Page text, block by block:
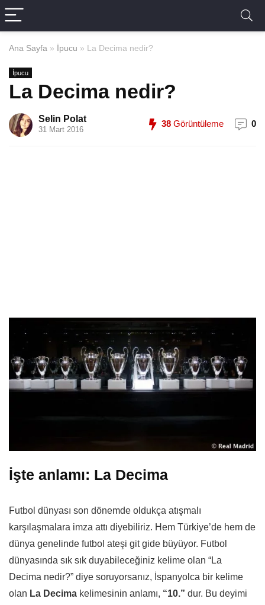
Ana Sayfa » İpucu » La Decima nedir?
İpucu
La Decima nedir?
Selin Polat
31 Mart 2016
38 Görüntüleme 0
İşte anlamı: La Decima
Futbol dünyası son dönemde oldukça atışmalı
karşılaşmalara imza attı diyebiliriz. Hem Türkiye’de hem de
dünya genelinde futbol ateşi git gide büyüyor. Futbol
dünyasında sık sık duyabileceğiniz kelime olan “La
Decima nedir?” diye soruyorsanız, İspanyolca bir kelime
olan La Decima kelimesinin anlamı, “10.” dur. Bu deyimi